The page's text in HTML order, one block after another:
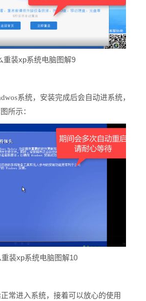
重装xp系统电脑图解9
系统，安装完成后会自动进系统，
所示：
重装xp系统电脑图解10
进入系统，接着可以放心的使用